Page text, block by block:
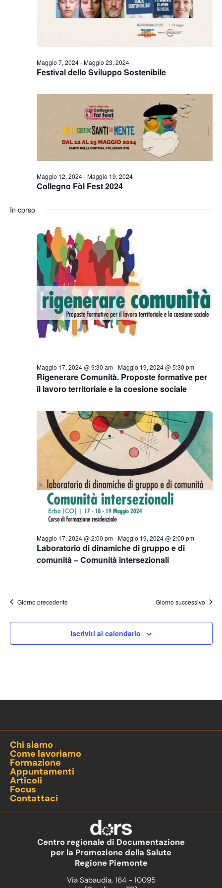
Festival dello Sviluppo Sostenibile
Maggio 7, 2024-Maggio 23, 2024
Collegno Fòl Fest 2024
Maggio 12, 2024-Maggio 19, 2024
In corso
Rigenerare Comunità. Proposte formative per
il lavoro territoriale e la coesione sociale
Maggio 17, 2024 @ 9:30 am-Maggio 19, 2024 @ 5:30 pm
Laboratorio di dinamiche di gruppo e di
comunità – Comunità intersezionali
Maggio 17, 2024 @ 2:00 pm-Maggio 19, 2024 @ 2:00 pm
Giorno precedente Giorno successivo
Iscriviti al calendario
Chi siamo
Come lavoriamo
Formazione
Appuntamenti
Articoli
Focus
Contattaci
Centro regionale di Documentazione
per la Promozione della Salute
Regione Piemonte
Via Sabaudia, 164 - 10095